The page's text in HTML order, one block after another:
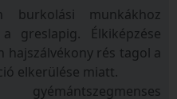
burkolási munkákhoz
greslapig. Élkiképzése
hajszálvékony rés tagol a
elkerülése miatt.